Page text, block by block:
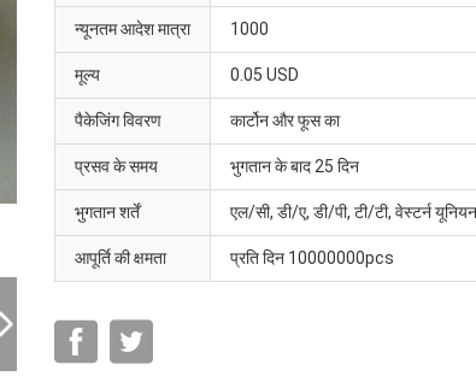
न्यूनतम आदेश मात्रा 1000
मूल्य 0.05 USD
पैकेजिंग विवरण कार्टोन और फूस का
प्रसव के समय भुगतान के बाद 25 दिन
भुगतान शर्तें एल/सी, डी/ए, डी/पी, टी/टी, वेस्टर्न
आपूर्ति की क्षमता प्रति दिन 10000000pcs